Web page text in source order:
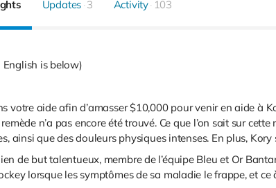
Updates 3 Activity 103
English is below)
votre aide afin d’amasser $10,000 pour venir en aide à
n’a pas encore été trouvé. Ce que l’on sait sur
ainsi que des douleurs physiques intenses. En plus, Kory
de but talentueux, membre de l’équipe Bleu et Or
lorsque les symptômes de sa maladie le frappe, et